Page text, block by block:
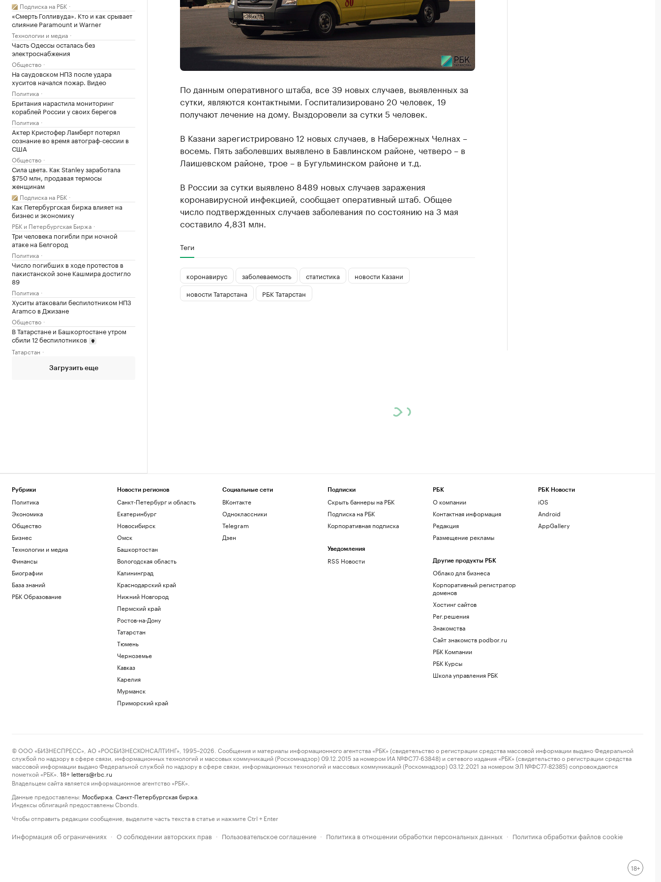
Подписка на РБК
«Смерть Голливуда». Кто и как срывает
слияние Paramount и Warner
Технологии и медиа
Часть Одессы осталась без
электроснабжения
Общество
На саудовском НПЗ после удара
хуситов начался пожар. Видео
Политика
Британия нарастила мониторинг
кораблей России у своих берегов
Политика
Актер Кристофер Ламберт потерял
сознание во время автограф-сессии в
США
Общество
Сила цвета. Как Stanley заработала
$750 млн, продавая термосы
женщинам
Подписка на РБК
Как Петербургская биржа влияет на
бизнес и экономику
РБК и Петербургская Биржа
Три человека погибли при ночной
атаке на Белгород
Политика
Число погибших в ходе протестов в
пакистанской зоне Кашмира достигло
89
Политика
Хуситы атаковали беспилотником НПЗ
Aramco в Джизане
Общество
В Татарстане и Башкортостане утром
сбили 12 беспилотников
Татарстан
Загрузить еще
По данным оперативного штаба, все 39 новых случаев, выявленных за
сутки, являются контактными. Госпитализировано 20 человек, 19
получают лечение на дому. Выздоровели за сутки 5 человек.
В Казани зарегистрировано 12 новых случаев, в Набережных Челнах –
восемь. Пять заболевших выявлено в Бавлинском районе, четверо – в
Лаишевском районе, трое – в Бугульминском районе и т.д.
В России за сутки выявлено 8489 новых случаев заражения
коронавирусной инфекцией, сообщает оперативный штаб. Общее
число подтвержденных случаев заболевания по состоянию на 3 мая
составило 4,831 млн.
Теги
коронавирус заболеваемость статистика
новости Казани
новости Татарстана
РБК Татарстан
Рубрики
Политика
Экономика
Общество
Бизнес
Технологии и медиа
Финансы
Биографии
База знаний
РБК Образование
Новости регионов
Санкт-Петербург и область
Екатеринбург
Новосибирск
Омск
Башкортостан
Вологодская область
Калининград
Краснодарский край
Нижний Новгород
Пермский край
Ростов-на-Дону
Татарстан
Тюмень
Черноземье
Кавказ
Карелия
Мурманск
Приморский край
Социальные сети
ВКонтакте
Одноклассники
Telegram
Дзен
Подписки
Скрыть баннеры на РБК
Подписка на РБК
Корпоративная подписка
Уведомления
RSS Новости
РБК
О компании
Контактная информация
Редакция
Размещение рекламы
Другие продукты РБК
Облако для бизнеса
Корпоративный регистратор
доменов
Хостинг сайтов
Рег.решения
Знакомства
Сайт знакомств podbor.ru
РБК Компании
РБК Курсы
Школа управления РБК
РБК Новости
iOS
Android
AppGallery
© ООО «БИЗНЕСПРЕСС», АО «РОСБИЗНЕСКОНСАЛТИНГ», 1995–2026. Сообщения и материалы информационного агентства «РБК» (свидетельство о регистрации средства массовой информации выдано Федеральной
службой по надзору в сфере связи, информационных технологий и массовых коммуникаций (Роскомнадзор) 09.12.2015 за номером ИА №ФС77-63848) и сетевого издания «РБК» (свидетельство о регистрации средства
массовой информации выдано Федеральной службой по надзору в сфере связи, информационных технологий и массовых коммуникаций (Роскомнадзор) 03.12.2021 за номером ЭЛ №ФС77-82385) сопровождаются
пометкой «РБК».
18+ letters@rbc.ru
Владельцем сайта является информационное агентство «РБК».
Данные предоставлены: Мосбиржа Санкт-Петербургская биржа
Индексы облигаций предоставлены Cbonds.
Чтобы отправить редакции сообщение, выделите часть текста в статье и нажмите Ctrl + Enter
Информация об ограничениях · О соблюдении авторских прав · Пользовательское соглашение · Политика в отношении обработки персональных данных · Политика обработки файлов cookie
18+